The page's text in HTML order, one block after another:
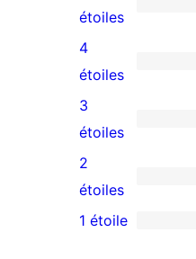
21
avis
à
5
étoiles
étoiles
0
avis
à
4
étoile
4
étoiles
0
avis
à
3
3
étoiles
0
avis
2
étoiles
1 étoile